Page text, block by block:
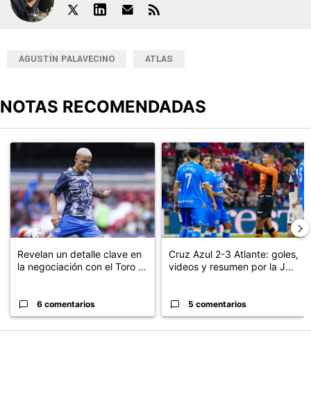
AGUSTÍN PALAVECINO ATLAS
NOTAS RECOMENDADAS
Un artículo de tendencia con el título "Revelan un detalle clave
Revelan un detalle clave en
la negociación con el Toro ...
6 comentarios
Un artículo de tendencia con el
Cruz Azul 2-3 Atlante: goles,
videos y resumen por la J...
5 comentarios